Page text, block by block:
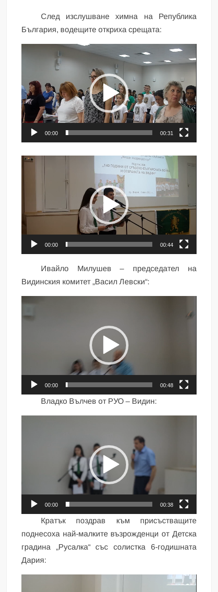
След изслушване химна на Република
България, водещите откриха срещата:
00:00 00:31
Видео
00:00 00:44
Ивайло Милушев – председател на
Видинския комитет „Васил Левски“:
Видео
00:00 00:48
Владко Вълчев от РУО – Видин:
00:00 00:38
Кратък поздрав към присъстващите
поднесоха най-малките възрожденци от Детска
градина „Русалка“ със солистка 6-годишната
Дария: